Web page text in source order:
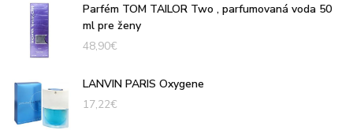
Parfém TOM TAILOR Two , parfumovaná voda 50
ml pre ženy
48,90€
LANVIN PARIS Oxygene
17,22€